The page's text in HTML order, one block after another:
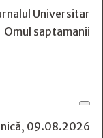
Universitar
Omul saptamanii
09.08.2026